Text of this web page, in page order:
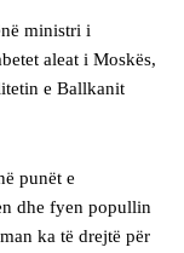
ministri i
aleat i Moskës,
e Ballkanit
punët e
dhe fyen popullin
ka të drejtë për